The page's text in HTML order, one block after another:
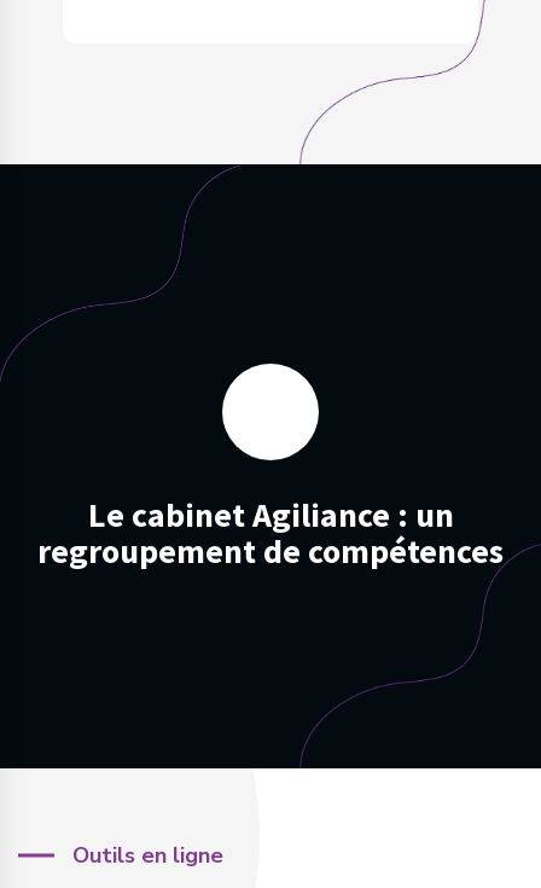
Le cabinet Agiliance : un
regroupement de compétences
Outils en ligne